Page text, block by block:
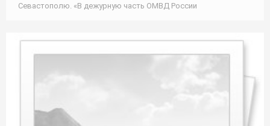
Севастополю. «В дежурную часть ОМВД России